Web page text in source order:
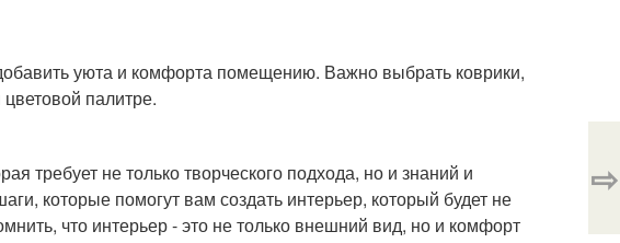
уюта и комфорта помещению. Важно выбрать коврики,
палитре.
требует не только творческого подхода, но и знаний и
которые помогут вам создать интерьер, который будет не
что интерьер - это не только внешний вид, но и комфорт
⇨